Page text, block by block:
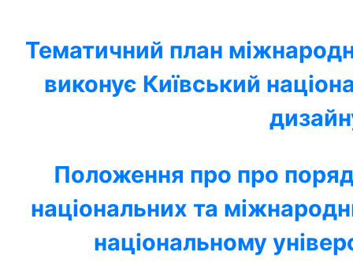
Тематичний план
виконує Київський
Положення про про
національних та
національному